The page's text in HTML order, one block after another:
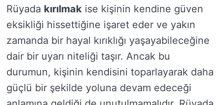
Rüyada kırılmak ise kişinin kendine güven
eksikliği hissettiğine işaret eder ve yakın
zamanda bir hayal kırıklığı yaşayabileceğine
dair bir uyarı niteliği taşır. Ancak bu
durumun, kişinin kendisini toparlayarak daha
güçlü bir şekilde yoluna devam edeceği